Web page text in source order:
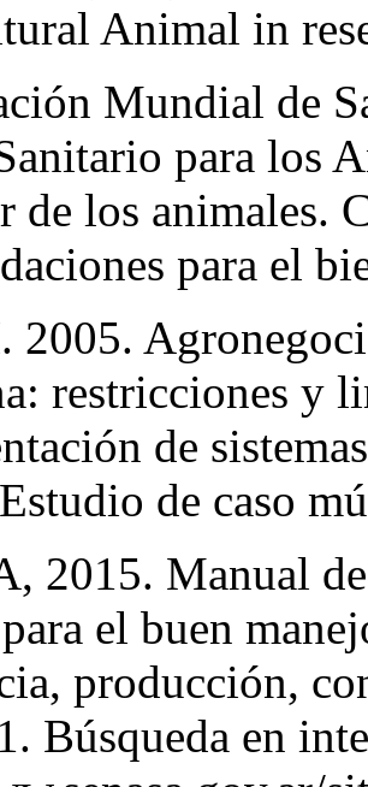
Animal in
Mundial de
para los
de los animales.
para el
2005.
restricciones y
de
de caso
2015. Manual
el buen
producción,
Búsqueda en